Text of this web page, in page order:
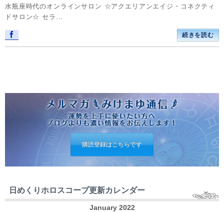
水瓶座時代のオンラインサロン ☆アクエリアンエイジ・コネクティ
ドサロン☆ セラ...
続きを読む
購読登録はこちらです
日めくりホロスコープ更新カレンダー
January 2022